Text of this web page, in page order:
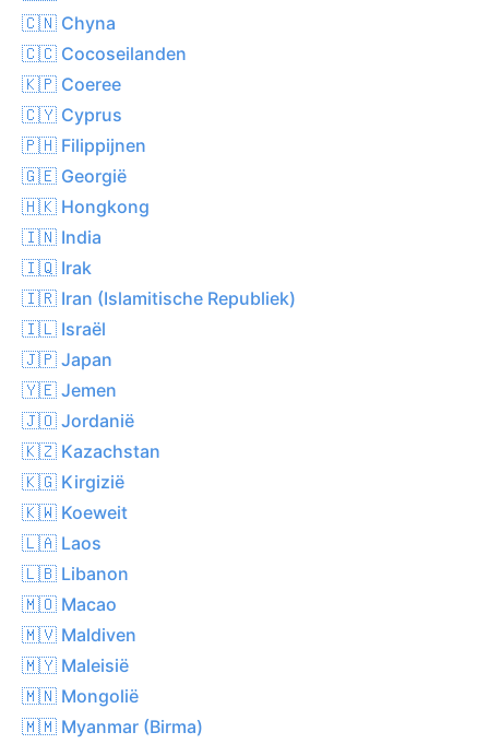
🇨🇳 Chyna
🇨🇨 Cocoseilanden
🇰🇵 Coeree
🇨🇾 Cyprus
🇵🇭 Filippijnen
🇬🇪 Georgië
🇭🇰 Hongkong
🇮🇳 India
🇮🇶 Irak
🇮🇷 Iran (Islamitische Republiek)
🇮🇱 Israël
🇯🇵 Japan
🇾🇪 Jemen
🇯🇴 Jordanië
🇰🇿 Kazachstan
🇰🇬 Kirgizië
🇰🇼 Koeweit
🇱🇦 Laos
🇱🇧 Libanon
🇲🇴 Macao
🇲🇻 Maldiven
🇲🇾 Maleisië
🇲🇳 Mongolië
🇲🇲 Myanmar (Birma)